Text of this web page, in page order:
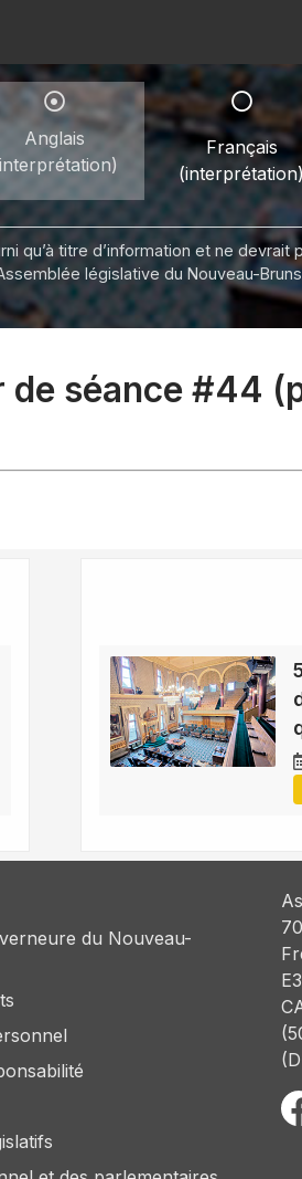
Anglais
Français
qu’à titre d’information et ne
législative du Nouveau-
séance #44
du Nouveau-